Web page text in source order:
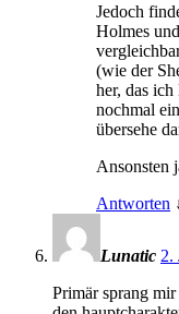
Jedoch
Holmes
(wie der
her, das
nochmal
übersehe
Ansonsten
Antworten
Lunatic 2.
Primär sprang